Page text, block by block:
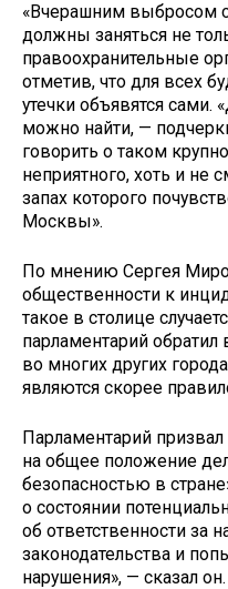
«Вчерашним выбросом
должны заняться не
правоохранительные
отметив, что для всех
утечки объявятся сами.
можно найти, —
говорить о таком
неприятного, хоть и не
запах которого
Москвы».
По мнению Сергея
общественности к
такое в столице
парламентарий обратил
во многих других
являются скорее
Парламентарий
на общее положение
безопасностью в
о состоянии
об ответственности за
законодательства и
нарушения», — сказал он.